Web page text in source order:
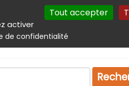
activer
Tout accepter
de confidentialité
Autres services Plan du
Emploi Droit